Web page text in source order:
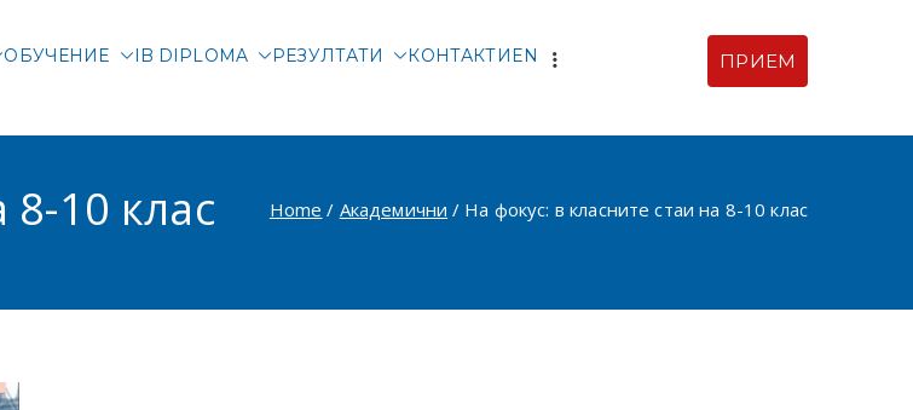
в София
ОБУЧЕНИЕ IB DIPLOMA РЕЗУЛТАТИ КОНТАКТИEN ПРИЕМ
8-10 клас Home Академични На фокус: в класните стаи на 8-10 клас